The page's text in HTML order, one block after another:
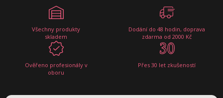
Všechny produkty
skladem
Dodání do 48 hodin, doprava
zdarma od 2000 Kč
Ověřeno profesionály v
oboru
Přes 30 let zkušeností